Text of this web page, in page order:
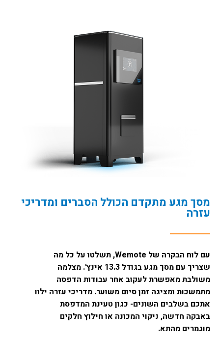
מסך מגע מתקדם הכולל הסברים ומדריכי
עזרה
עם לוח הבקרה של Wemote, תשלטו על כל מה
שצריך עם מסך מגע בגודל 13.3 אינץ'. מצלמה
משולבת מאפשרת לעקוב אחר עבודות הדפסה
מתמשכות ומציגה זמן סיום משוער. מדריכי עזרה ילוו
אתכם בשלבים השונים- כגון טעינת המדפסת
באבקה חדשה, ניקוי המכונה או חילוץ חלקים
מוגמרים מהתא.